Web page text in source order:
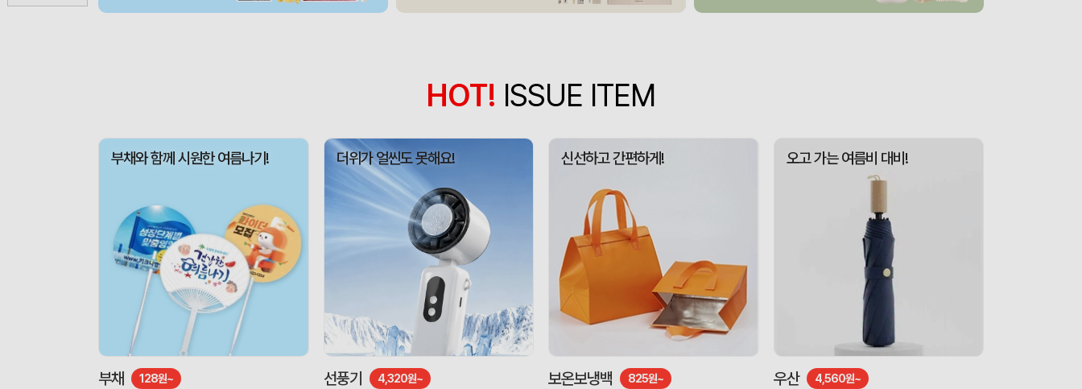
모두애 LED 키캡 키링 굿즈
한OO 1000 미니형 미니고급형 부직포가방
375164 500 이미소 산출완료
375161
375160 민OO 산출완료
375158 이OO 500 에코백재발주 산출완료
375157 50 산출완료
HOT! ISSUE ITEM
부채와 함께 시원한 여름나기!
부채 128원~
더위가 얼씬도 못해요!
선풍기 4,320원~
신선하고 간편하게!
보온보냉백 825원~
오고 가는 여름비 대비!
우산 4,560원~